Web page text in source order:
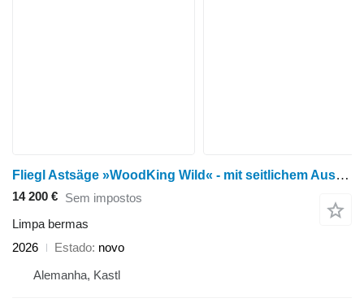
Fliegl Astsäge »WoodKing Wild« - mit seitlichem Ausschub / Euronormaufn
14 200 € Sem impostos
Limpa bermas
2026
Estado novo
Alemanha, Kastl